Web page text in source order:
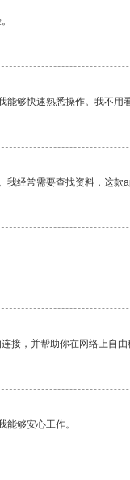
够快速熟悉操作。我不用
经常需要查找资料，这款
接，并帮助你在网络上自由
够安心工作。